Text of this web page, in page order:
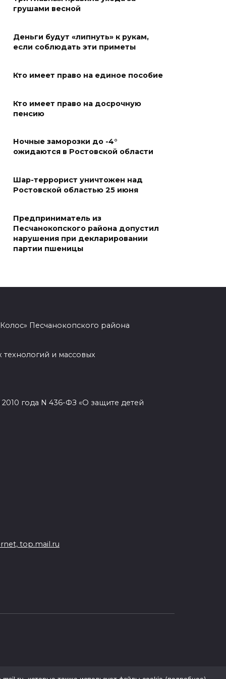
В Ростовской области из-за
жары проезжую часть
водой
трассе М-4 «Дон»
В Батайске в заброшенном
замыкание
Учиться, чтобы работать
07 августа 2026 14:28
07 августа 2026 14:28
новому «Метеору» присвоили
07 августа 2026 14:25
Дону
рабочий день из-за жары
грушами весной
Деньги будут «липнуть» к рукам,
если соблюдать эти приметы
Кто имеет право на единое пособие
Кто имеет право на досрочную
пенсию
Ночные заморозки до -4°
ожидаются в Ростовской области
Шар-террорист уничтожен над
Ростовской областью 25 июня
Предприниматель из
Песчанокопского района допустил
нарушения при декларировании
партии пшеницы
Песчанокопского района
и массовых
года N 436-ФЗ «О защите детей
top.mail.ru